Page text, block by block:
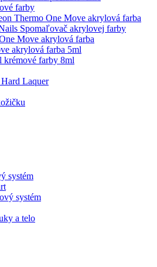
farby
Thermo One Move akrylová farba
Spomaľovač akrylovej farby
Move akrylová farba
akrylová farba 5ml
krémové farby 8ml
Laquer
systém
systém
a telo